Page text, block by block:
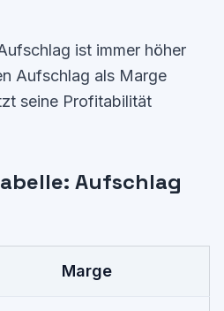
ist immer höher
Aufschlag als Marge
seine Profitabilität
Aufschlag
Marge